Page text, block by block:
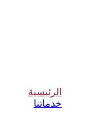
الرئيسية
خدماتنا